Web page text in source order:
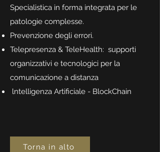
Specialistica in forma integrata per le
patologie complesse.
Prevenzione degli errori.
Telepresenza & TeleHealth: supporti
organizzativi e tecnologici per la
comunicazione a distanza
lntelligenza Artificiale - BlockChain
Torna in alto